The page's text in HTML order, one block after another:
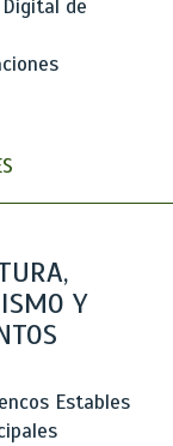
de
Y
Estables